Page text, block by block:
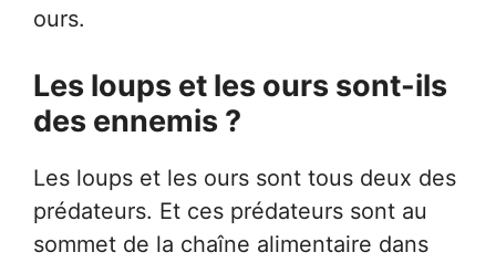
ours.
Les loups et les ours sont-ils
des ennemis ?
Les loups et les ours sont tous deux des
prédateurs. Et ces prédateurs sont au
sommet de la chaîne alimentaire dans